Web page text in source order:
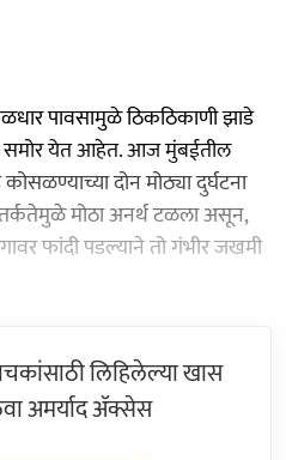
पावसामुळे ठिकठिकाणी झाडे
समोर येत आहेत. आज मुंबईतील
दोन मोठ्या दुर्घटना
मोठा अनर्थ टळला असून,
फांदी पडल्याने तो गंभीर जखमी
लिहिलेल्या खास
अमर्याद ॲक्सेस